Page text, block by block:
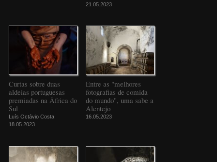
21.05.2023
Curtas sobre duas
aldeias portuguesas
premiadas na África do
Sul
Luís Octávio Costa
18.05.2023
Entre as "melhores
fotografias de comida
do mundo", uma sabe a
Alentejo
16.05.2023